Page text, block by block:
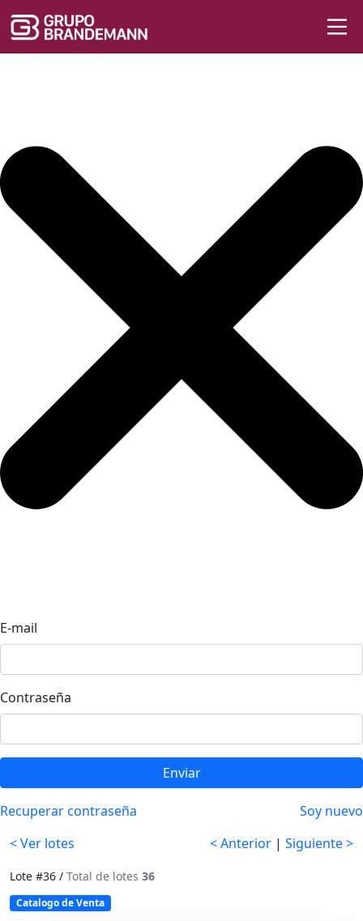
E-mail
Contraseña
Enviar
Recuperar contraseña
Soy nuevo
< Ver lotes
< Anterior | Siguiente >
Lote #36 / Total de lotes 36
Catalogo de Venta